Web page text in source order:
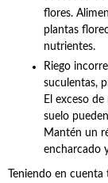
flores.
plantas
nutrientes.
Riego
suculentas,
El exceso
suelo
Mantén un
encharcado
Teniendo en